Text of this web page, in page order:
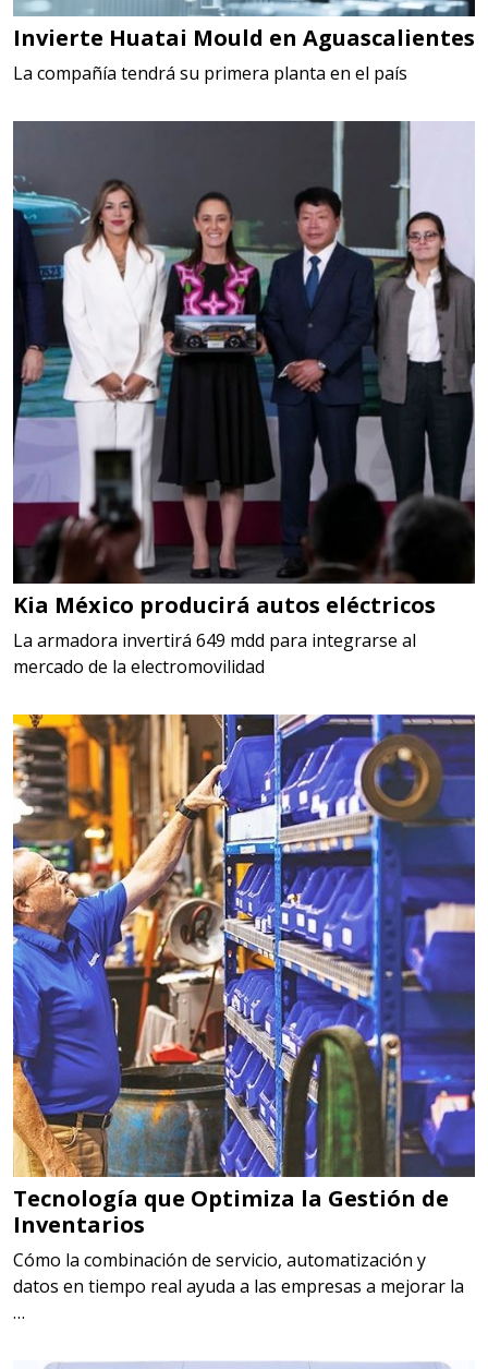
Invierte Huatai Mould en Aguascalientes
La compañía tendrá su primera planta en el país
Kia México producirá autos eléctricos
La armadora invertirá 649 mdd para integrarse al
mercado de la electromovilidad
Tecnología que Optimiza la Gestión de
Inventarios
Cómo la combinación de servicio, automatización y
datos en tiempo real ayuda a las empresas a mejorar la
…